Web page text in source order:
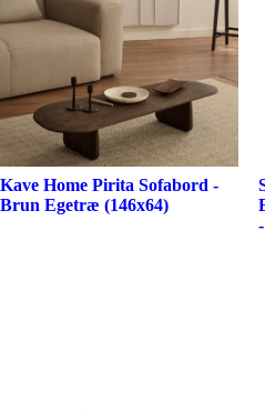
Kave Home Pirita Sofabord -
Brun Egetræ (146x64)